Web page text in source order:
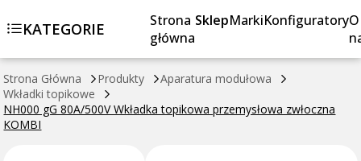
KATEGORIE
Strona
główna
SklepMarkiKonfiguratoryO
Strona Główna Produkty
Aparatura modułowa
Wkładki topikowe
NH000 gG 80A/500V Wkładka topikowa przemysłowa zwłoczna
KOMBI